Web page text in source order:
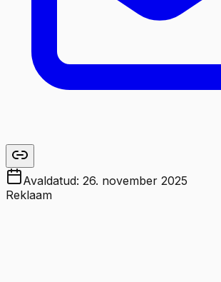
Avaldatud: 26. november 2025
Reklaam